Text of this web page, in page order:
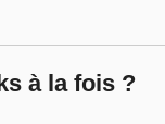
à la fois ?